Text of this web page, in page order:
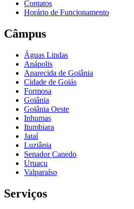
Contatos
Horário de Funcionamento
Câmpus
Águas Lindas
Anápolis
Aparecida de Goiânia
Cidade de Goiás
Formosa
Goiânia
Goiânia Oeste
Inhumas
Itumbiara
Jataí
Luziânia
Senador Canedo
Uruaçu
Valparaíso
Serviços